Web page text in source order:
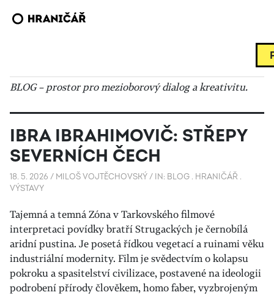
BLOG – prostor pro mezioborový dialog a kreativitu.
IBRA IBRAHIMOVIČ: STŘEPY
SEVERNÍCH ČECH
18. 5. 2026 / MILOŠ VOJTĚCHOVSKÝ/ IN: BLOG . HRANIČÁŘ .
VÝSTAVY
Tajemná a temná Zóna v Tarkovského filmové
interpretaci povídky bratří Strugackých je černobílá
aridní pustina. Je posetá řídkou vegetací a ruinami věku
industriální modernity. Film je svědectvím o kolapsu
pokroku a spasitelství civilizace, postavené na ideologii
podrobení přírody člověkem, homo faber, vyzbrojeným